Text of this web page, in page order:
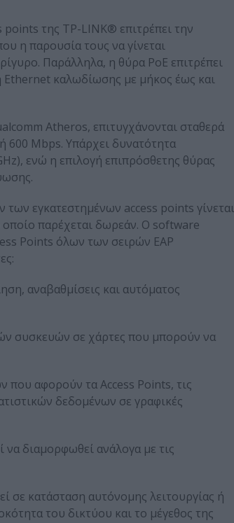
της TP-LINK® επιτρέπει την
η παρουσία τους να γίνεται
Παράλληλα, η θύρα PoE επιτρέπει
καλωδίωσης με μήκος έως και
Atheros, επιτυγχάνονται σταθερά
600 Mbps. Υπάρχει δυνατότητα
ενώ η επιλογή επιπρόσθετης θύρας
εγκατεστημένων access points γίνεται
παρέχεται δωρεάν. O software
Points όλων των σειρών EAP
αναβαθμίσεις και αυτόματος
συσκευών σε χάρτες που μπορούν να
αφορούν τα Access Points, τις
δεδομένων σε γραφικές
διαμορφωθεί ανάλογα με τις
σε κατάσταση αυτόνομης λειτουργίας ή
του δικτύου και το μέγεθος της